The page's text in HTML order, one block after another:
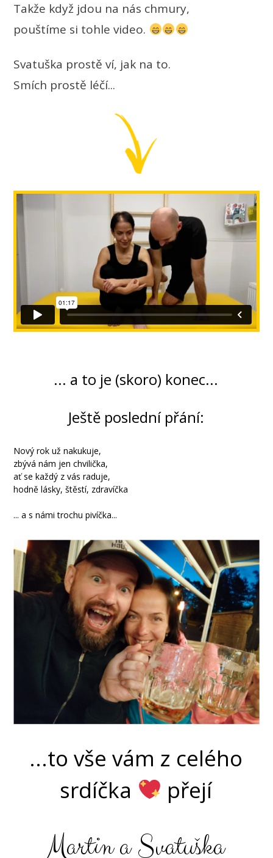
Takže když jdou na nás chmury,
pouštíme si tohle video.
Svatuška prostě ví, jak na to.
Smích prostě léčí...
... a to je (skoro) konec...
Ještě poslední přání:
Nový rok už nakukuje,
zbývá nám jen chvilička,
ať se každý z vás raduje,
hodně lásky, štěstí, zdravíčka
... a s námi trochu pivíčka...
...to vše vám z celého
srdíčka
přejí
Martin a Svatuška